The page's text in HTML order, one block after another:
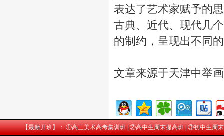
表达了艺术家赋予的
古典、近代、现代几
的制约，呈现出不同
文章来源于天津中举
【最新开班】： ①高三美术高考集训班| ②高中生周末提高班| ③初中生周